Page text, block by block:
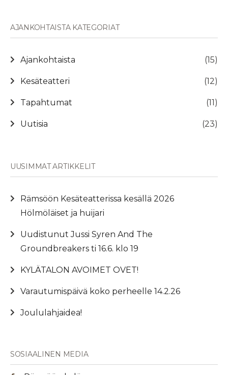
AJANKOHTAISTA KATEGORIAT
Ajankohtaista (15)
Kesäteatteri (12)
Tapahtumat (11)
Uutisia (23)
UUSIMMAT ARTIKKELIT
Rämsöön Kesäteatterissa kesällä 2026
Hölmöläiset ja huijari
Uudistunut Jussi Syren And The
Groundbreakers ti 16.6. klo 19
KYLÄTALON AVOIMET OVET!
Varautumispäivä koko perheelle 14.2.26
Joululahjaidea!
SOSIAALINEN MEDIA